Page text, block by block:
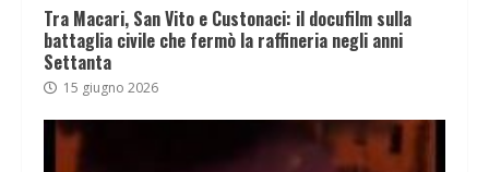
Tra Macari, San Vito e Custonaci: il docufilm sulla
battaglia civile che fermò la raffineria negli anni
Settanta
15 giugno 2026